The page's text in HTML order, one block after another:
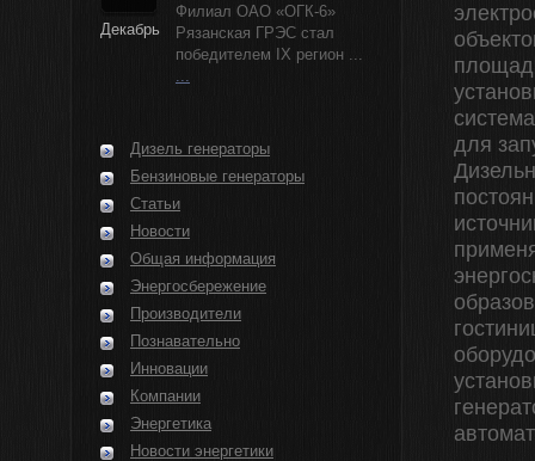
Декабрь
Филиал ОАО «ОГК-6»
Рязанская ГРЭС стал
победителем IX регион ...
...
Дизель генераторы
Бензиновые генераторы
Статьи
Новости
Общая информация
Энергосбережение
Производители
Познавательно
Инновации
Компании
Энергетика
Новости энергетики
для